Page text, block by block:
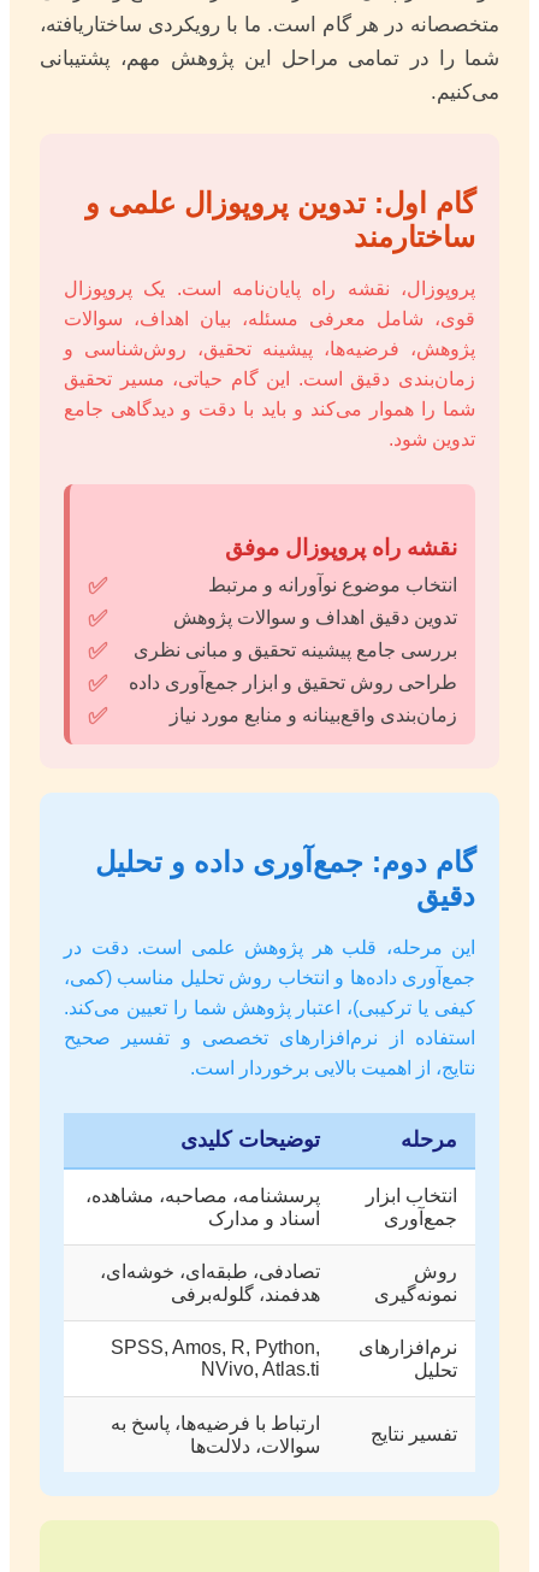
متخصصانه در هر گام است. ما با رویکردی ساختاریافته،
شما را در تمامی مراحل این پژوهش مهم، پشتیبانی
می‌کنیم.
گام اول: تدوین پروپوزال علمی و
ساختارمند
پروپوزال، نقشه راه پایان‌نامه است. یک پروپوزال
قوی، شامل معرفی مسئله، بیان اهداف، سوالات
پژوهش، فرضیه‌ها، پیشینه تحقیق، روش‌شناسی و
زمان‌بندی دقیق است. این گام حیاتی، مسیر تحقیق
شما را هموار می‌کند و باید با دقت و دیدگاهی جامع
تدوین شود.
نقشه راه پروپوزال موفق
✅
انتخاب موضوع نوآورانه و مرتبط
✅ تدوین دقیق اهداف و سوالات پژوهش
✅ بررسی جامع پیشینه تحقیق و مبانی نظری
✅ طراحی روش تحقیق و ابزار جمع‌آوری داده
✅ زمان‌بندی واقع‌بینانه و منابع مورد نیاز
گام دوم: جمع‌آوری داده و تحلیل
دقیق
این مرحله، قلب هر پژوهش علمی است. دقت در
جمع‌آوری داده‌ها و انتخاب روش تحلیل مناسب (کمی،
کیفی یا ترکیبی)، اعتبار پژوهش شما را تعیین می‌کند.
استفاده از نرم‌افزارهای تخصصی و تفسیر صحیح
نتایج، از اهمیت بالایی برخوردار است.
مرحله توضیحات کلیدی
انتخاب ابزار
جمع‌آوری
پرسشنامه، مصاحبه، مشاهده،
اسناد و مدارک
روش
نمونه‌گیری
تصادفی، طبقه‌ای، خوشه‌ای،
هدفمند، گلوله‌برفی
نرم‌افزارهای
تحلیل
SPSS, Amos, R, Python,
NVivo, Atlas.ti
تفسیر نتایج
ارتباط با فرضیه‌ها، پاسخ به
سوالات، دلالت‌ها